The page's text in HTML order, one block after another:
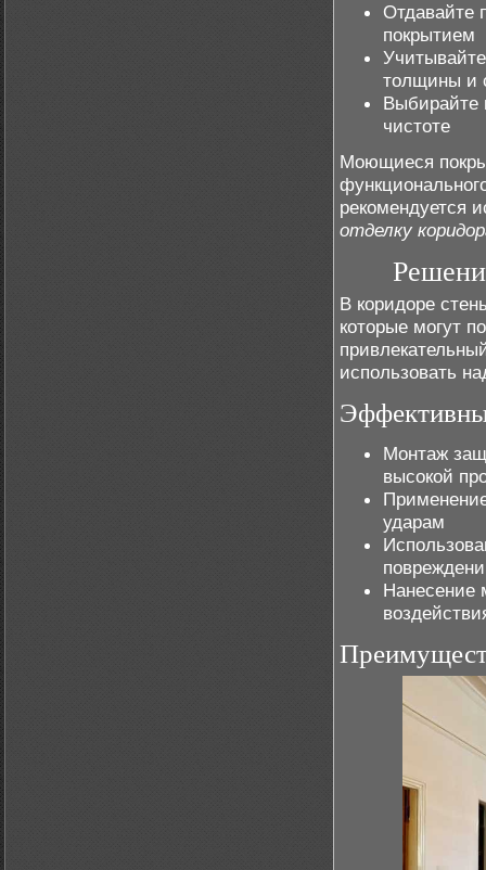
Отдавайте
покрытием
толщины и
Выбирайте
чистоте
Моющиеся
рекомендуется
отделку
В коридоре
которые могут
использовать
Монтаж
высокой
ударам
Нанесение